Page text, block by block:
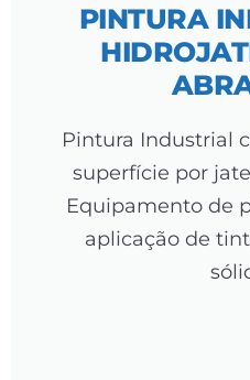
PINTURA
Pintura Industrial
superfície por
Equipamento de
aplicação de